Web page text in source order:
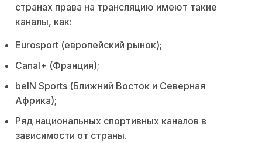
странах права на трансляцию имеют такие
каналы, как:
Eurosport (европейский рынок);
Canal+ (Франция);
beIN Sports (Ближний Восток и Северная
Африка);
Ряд национальных спортивных каналов в
зависимости от страны.